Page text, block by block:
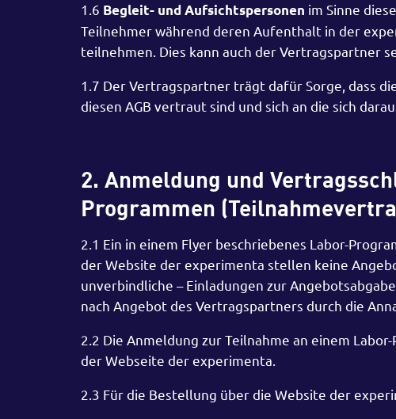
1.6 Begleit- und Aufsichtspersonen im Sinne
Teilnehmer während deren Aufenthalt in der
teilnehmen. Dies kann auch der Vertragspartner
1.7 Der Vertragspartner trägt dafür Sorge, dass
diesen AGB vertraut sind und sich an die sich
2. Anmeldung und
Programmen
2.1 Ein in einem Flyer beschriebenes Labor-
der Website der experimenta stellen keine
unverbindliche – Einladungen zur
nach Angebot des Vertragspartners durch die
2.2 Die Anmeldung zur Teilnahme an einem
der Webseite der experimenta.
2.3 Für die Bestellung über die Website der